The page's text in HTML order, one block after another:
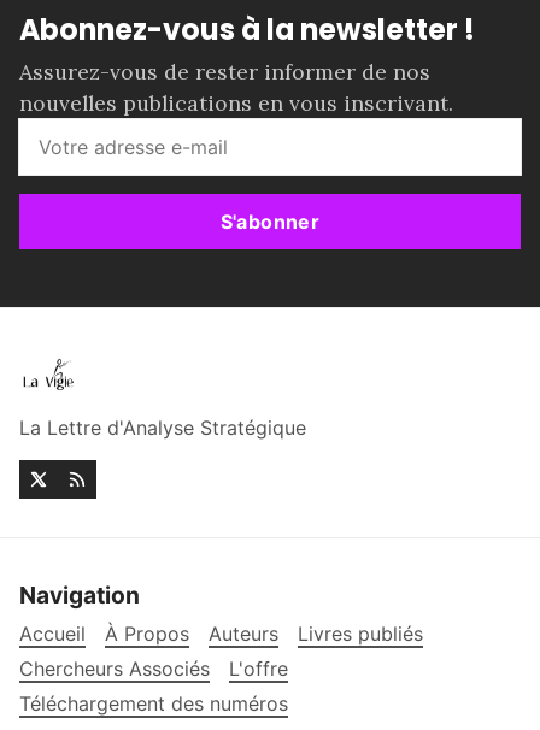
Abonnez-vous à la newsletter !
Assurez-vous de rester informer de nos
nouvelles publications en vous inscrivant.
S'abonner
La Lettre d'Analyse Stratégique
Navigation
Accueil À Propos Auteurs
Livres publiés
Chercheurs Associés
L'offre
Téléchargement des numéros